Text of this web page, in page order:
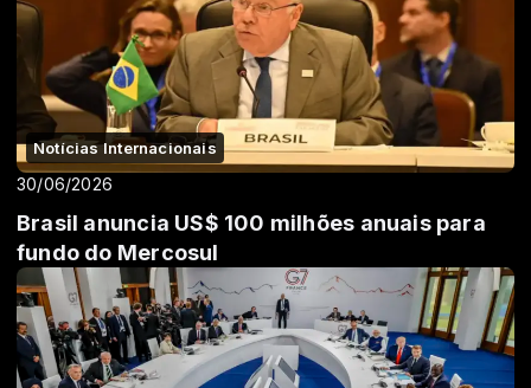
Notícias Internacionais
30/06/2026
Brasil anuncia US$ 100 milhões anuais para
fundo do Mercosul